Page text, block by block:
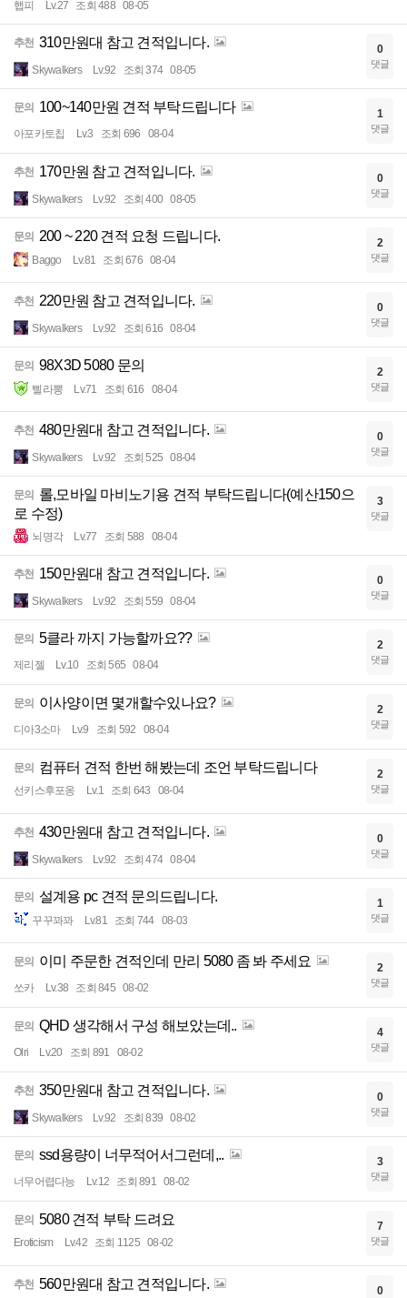
햅피 Lv.27 조회 488 08-05
추천 310만원대 참고 견적입니다.
Skywalkers Lv.92 조회 374 08-05
0
댓글
문의 100~140만원 견적 부탁드립니다
아포카토칩 Lv.3 조회 696 08-04
1
댓글
추천 170만원 참고 견적입니다.
Skywalkers Lv.92 조회 400 08-05
0
댓글
문의 200 ~ 220 견적 요청 드립니다.
Baggo Lv.81 조회 676 08-04
2
댓글
추천 220만원 참고 견적입니다.
Skywalkers Lv.92 조회 616 08-04
0
댓글
문의 98X3D 5080 문의
삘라뽕 Lv.71 조회 616 08-04
2
댓글
추천 480만원대 참고 견적입니다.
Skywalkers Lv.92 조회 525 08-04
0
댓글
문의 롤,모바일 마비노기용 견적 부탁드립니다(예산150으
로 수정)
뇌명각 Lv.77 조회 588 08-04
3
댓글
추천 150만원대 참고 견적입니다.
Skywalkers Lv.92 조회 559 08-04
0
댓글
문의 5클라 까지 가능할까요??
제리젤 Lv.10 조회 565 08-04
2
댓글
문의 이사양이면 몇개할수있나요?
디아3소마 Lv.9 조회 592 08-04
2
댓글
문의 컴퓨터 견적 한번 해봤는데 조언 부탁드립니다
선키스후포옹 Lv.1 조회 643 08-04
2
댓글
추천 430만원대 참고 견적입니다.
Skywalkers Lv.92 조회 474 08-04
0
댓글
문의 설계용 pc 견적 문의드립니다.
꾸꾸꽈꽈 Lv.81 조회 744 08-03
1
댓글
문의 이미 주문한 견적인데 만리 5080 좀 봐 주세요
쏘카 Lv.38 조회 845 08-02
2
댓글
문의 QHD 생각해서 구성 해보았는데..
Olri Lv.20 조회 891 08-02
4
댓글
추천 350만원대 참고 견적입니다.
Skywalkers Lv.92 조회 839 08-02
0
댓글
문의 ssd용량이 너무적어서그런데,..
너무어렵다능 Lv.12 조회 891 08-02
3
댓글
문의 5080 견적 부탁 드려요
Eroticism Lv.42 조회 1125 08-02
7
댓글
추천 560만원대 참고 견적입니다. 0